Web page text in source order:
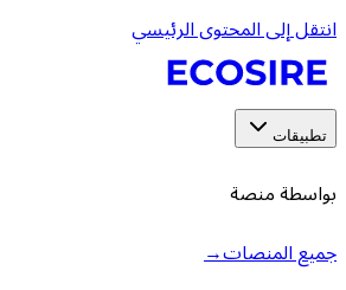
انتقل إلى المحتوى الرئيسي
تطبيقات
بواسطة منصة
جميع المنصات→